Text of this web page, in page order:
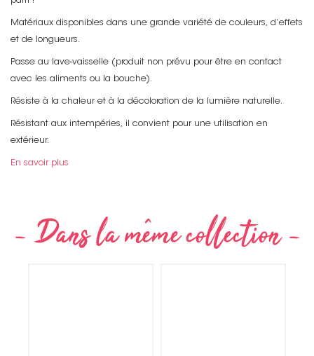
Matériaux disponibles dans une grande variété de couleurs, d’effets
et de longueurs.
Passe au lave-vaisselle (produit non prévu pour être en contact
avec les aliments ou la bouche).
Résiste à la chaleur et à la décoloration de la lumière naturelle.
Résistant aux intempéries, il convient pour une utilisation en
extérieur.
En savoir plus